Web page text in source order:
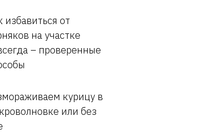
избавиться от
на участке
– проверенные
курицу в
или без